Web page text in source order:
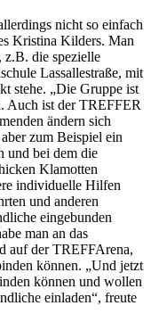
nicht so einfach
Kristina Kilders. Man
z.B. die spezielle
Lassallestraße, mit
stehe. „Die Gruppe ist
Auch ist der TREFFER
ändern sich
zum Beispiel ein
und bei dem die
Klamotten
individuelle Hilfen
und anderen
eingebunden
man an das
auf der TREFFArena,
können. „Und jetzt
können und wollen
einladen“, freute